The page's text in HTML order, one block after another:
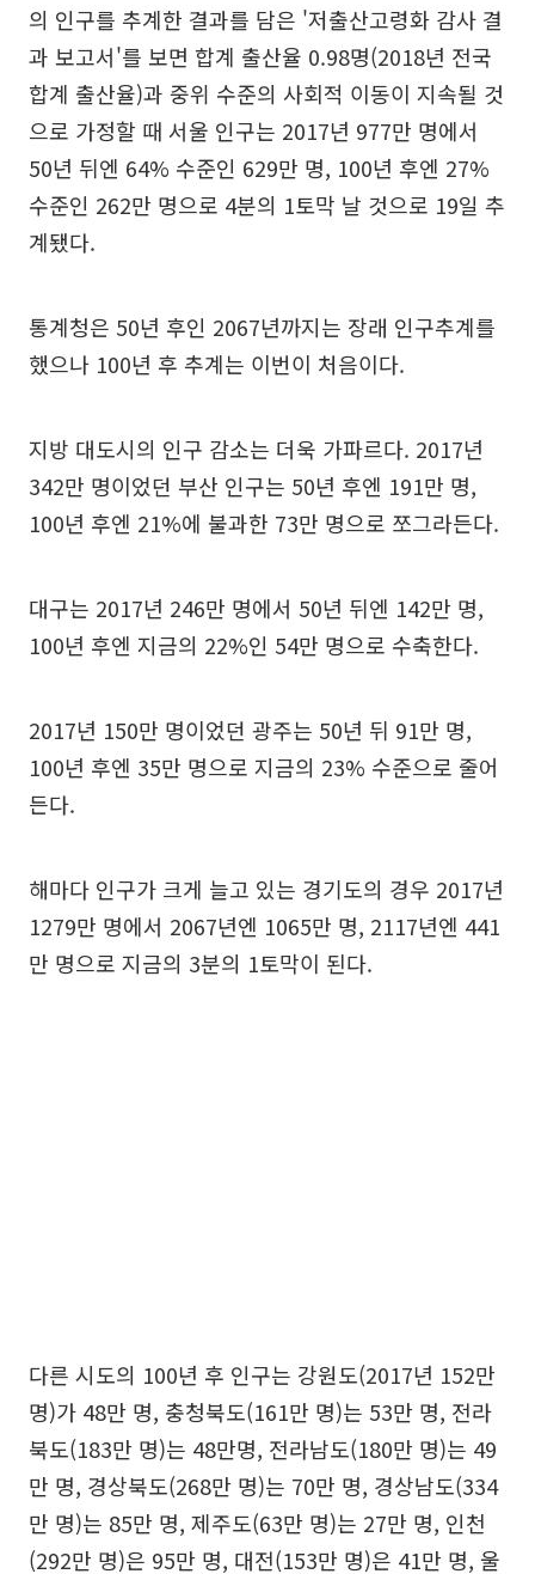
의 인구를 추계한 결과를 담은 '저출산고령화 감사 결
과 보고서'를 보면 합계 출산율 0.98명(2018년 전국
합계 출산율)과 중위 수준의 사회적 이동이 지속될 것
으로 가정할 때 서울 인구는 2017년 977만 명에서
50년 뒤엔 64% 수준인 629만 명, 100년 후엔 27%
수준인 262만 명으로 4분의 1토막 날 것으로 19일 추
계됐다.
통계청은 50년 후인 2067년까지는 장래 인구추계를
했으나 100년 후 추계는 이번이 처음이다.
지방 대도시의 인구 감소는 더욱 가파르다. 2017년
342만 명이었던 부산 인구는 50년 후엔 191만 명,
100년 후엔 21%에 불과한 73만 명으로 쪼그라든다.
대구는 2017년 246만 명에서 50년 뒤엔 142만 명,
100년 후엔 지금의 22%인 54만 명으로 수축한다.
2017년 150만 명이었던 광주는 50년 뒤 91만 명,
100년 후엔 35만 명으로 지금의 23% 수준으로 줄어
든다.
해마다 인구가 크게 늘고 있는 경기도의 경우 2017년
1279만 명에서 2067년엔 1065만 명, 2117년엔 441
만 명으로 지금의 3분의 1토막이 된다.
다른 시도의 100년 후 인구는 강원도(2017년 152만
명)가 48만 명, 충청북도(161만 명)는 53만 명, 전라
북도(183만 명)는 48만명, 전라남도(180만 명)는 49
만 명, 경상북도(268만 명)는 70만 명, 경상남도(334
만 명)는 85만 명, 제주도(63만 명)는 27만 명, 인천
(292만 명)은 95만 명, 대전(153만 명)은 41만 명, 울